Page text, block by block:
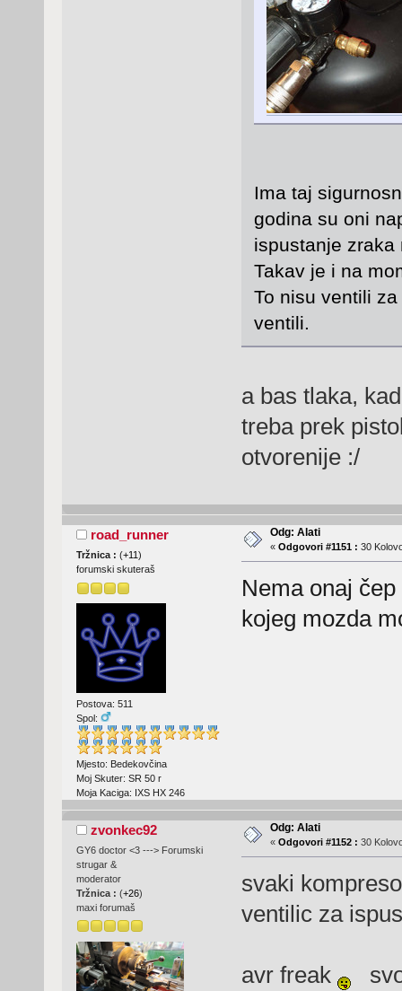
Ima taj
godina su oni
ispustanje zraka
Takav je i na
To nisu ventili
ventili.
a bas tlaka,
treba prek
otvorenije :/
road_runner
Tržnica : (+11 )
forumski skuteraš
Postova: 511
Spol:
Mjesto: Bedekovčina
Moj Skuter: SR 50 r
Moja Kaciga: IXS HX 246
Odg: Alati
« Odgovori #1151 : 30
Nema onaj
kojeg mozda
zvonkec92
GY6 doctor <3 ---> Forumski
strugar &
moderator
Tržnica : (+26)
maxi forumaš
Odg: Alati
« Odgovori #1152 : 30
svaki
ventilic za
avr freak
svoj